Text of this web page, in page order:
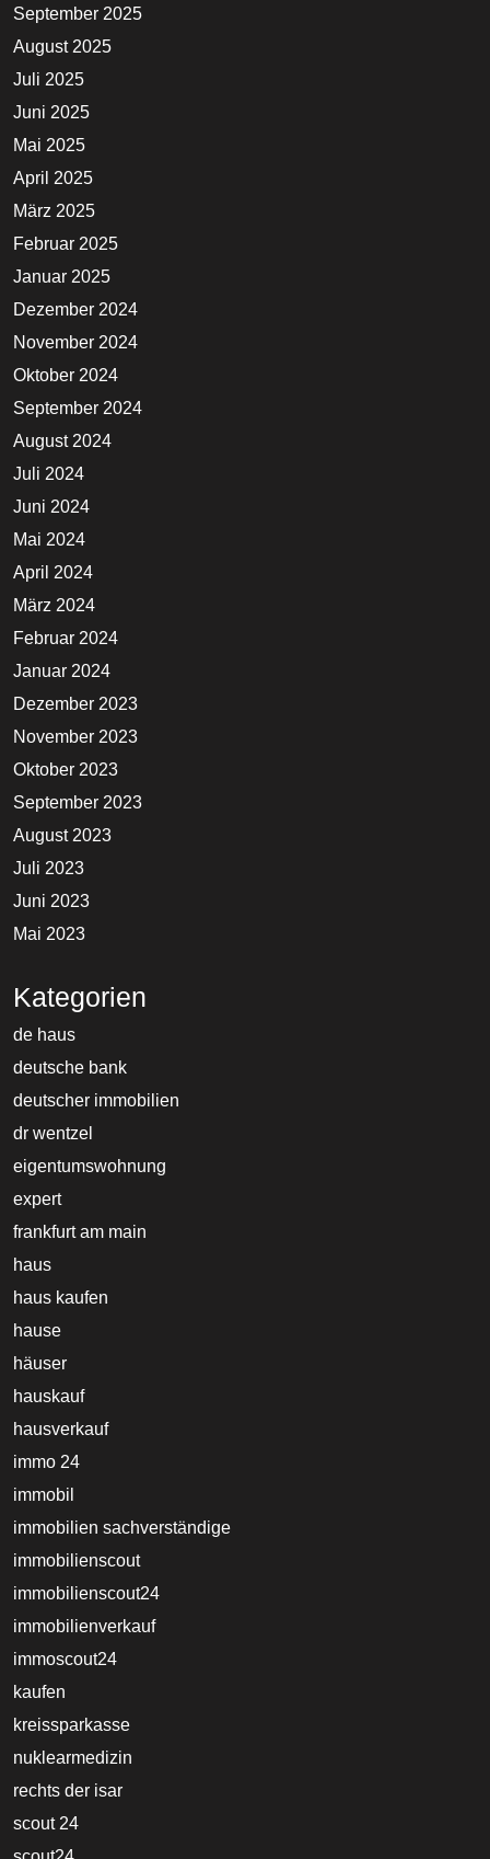
September 2025
August 2025
Juli 2025
Juni 2025
Mai 2025
April 2025
März 2025
Februar 2025
Januar 2025
Dezember 2024
November 2024
Oktober 2024
September 2024
August 2024
Juli 2024
Juni 2024
Mai 2024
April 2024
März 2024
Februar 2024
Januar 2024
Dezember 2023
November 2023
Oktober 2023
September 2023
August 2023
Juli 2023
Juni 2023
Mai 2023
Kategorien
de haus
deutsche bank
deutscher immobilien
dr wentzel
eigentumswohnung
expert
frankfurt am main
haus
haus kaufen
hause
häuser
hauskauf
hausverkauf
immo 24
immobil
immobilien sachverständige
immobilienscout
immobilienscout24
immobilienverkauf
immoscout24
kaufen
kreissparkasse
nuklearmedizin
rechts der isar
scout 24